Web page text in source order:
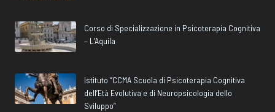
Corso di Specializzazione in Psicoterapia Cognitiva
– L’Aquila
Istituto “CCMA Scuola di Psicoterapia Cognitiva
dell’Età Evolutiva e di Neuropsicologia dello
Sviluppo”